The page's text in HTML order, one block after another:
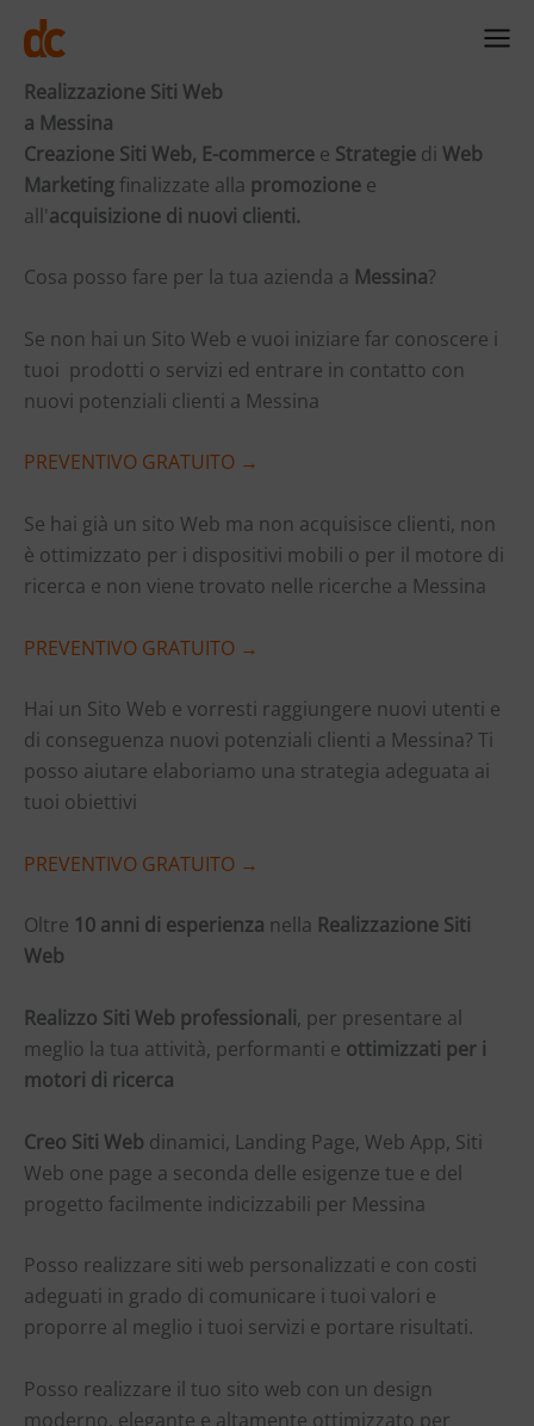
contenuto
Realizzazione Siti Web
a Messina
Creazione Siti Web, E-commerce e Strategie di Web
Marketing finalizzate alla promozione e
all'acquisizione di nuovi clienti.
Cosa posso fare per la tua azienda a Messina?
Se non hai un Sito Web e vuoi iniziare far conoscere i
tuoi prodotti o servizi ed entrare in contatto con
nuovi potenziali clienti a Messina
PREVENTIVO GRATUITO →
Se hai già un sito Web ma non acquisisce clienti, non
è ottimizzato per i dispositivi mobili o per il motore di
ricerca e non viene trovato nelle ricerche a Messina
PREVENTIVO GRATUITO →
Hai un Sito Web e vorresti raggiungere nuovi utenti e
di conseguenza nuovi potenziali clienti a Messina? Ti
posso aiutare elaboriamo una strategia adeguata ai
tuoi obiettivi
PREVENTIVO GRATUITO →
Oltre 10 anni di esperienza nella Realizzazione Siti
Web
Realizzo Siti Web professionali, per presentare al
meglio la tua attività, performanti e ottimizzati per i
motori di ricerca
Creo Siti Web dinamici, Landing Page, Web App, Siti
Web one page a seconda delle esigenze tue e del
progetto facilmente indicizzabili per Messina
Posso realizzare siti web personalizzati e con costi
adeguati in grado di comunicare i tuoi valori e
proporre al meglio i tuoi servizi e portare risultati.
Posso realizzare il tuo sito web con un design
moderno, elegante e altamente ottimizzato per